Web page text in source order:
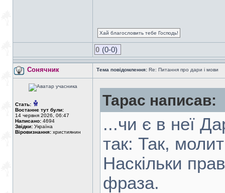
Хай благословить тебе Господь!
0 (0-0)
Сонячник Тема повідомлення: Re: Питання про дари і мови
Стать:
Востаннє тут були:
14 червня 2026, 06:47
Написано: 4694
Звідки: Україна
Віровизнання: християнин
Тарас написав:
...чи є в неї
так: Так,
Наскільки
фраза.